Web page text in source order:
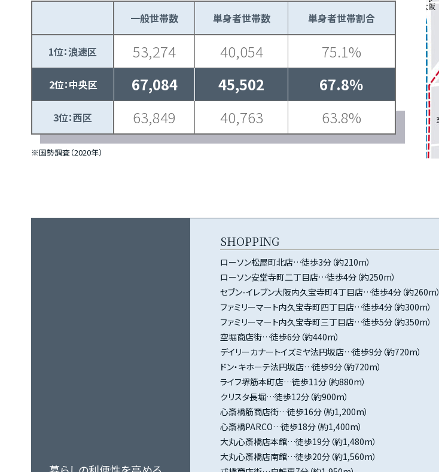
一般世帯数 単身者世帯数 単身者世帯割合
1位：浪速区 53,274 40,054 75.1%
2位：中央区 67,084 45,502 67.8％
3位：西区 63,849 40,763 63.8%
※国勢調査（2020年）
SHOPPING
ローソン松屋町北店…徒歩3分（約210m）
ローソン安堂寺町二丁目店…徒歩4分（約250m）
セブン-イレブン大阪内久宝寺町4丁目店…徒歩4分（約260m）
ファミリーマート内久宝寺町四丁目店…徒歩4分（約300m）
ファミリーマート内久宝寺町三丁目店…徒歩5分（約350m）
空堀商店街…徒歩6分（約440m）
デイリーカナートイズミヤ法円坂店…徒歩9分（約720m）
ドン・キホーテ法円坂店…徒歩9分（約720m）
ライフ堺筋本町店…徒歩11分（約880m）
クリスタ長堀…徒歩12分（約900m）
心斎橋筋商店街…徒歩16分（約1,200m）
心斎橋PARCO…徒歩18分（約1,400m）
大丸心斎橋店本館…徒歩19分（約1,480m）
大丸心斎橋店南館…徒歩20分（約1,560m）